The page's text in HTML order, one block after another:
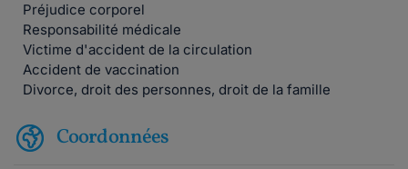
Préjudice corporel
Responsabilité médicale
Victime d'accident de la circulation
Accident de vaccination
Divorce, droit des personnes, droit de la famille
Coordonnées